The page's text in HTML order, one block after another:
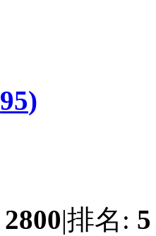
95)
2800|排名: 5